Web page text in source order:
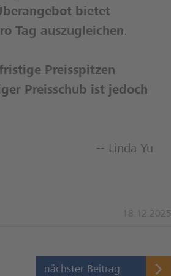
bietet
Tag auszugleichen.
Preisspitzen
Preisschub ist jedoch
-- Linda Yu
18.12.2025
nächster Beitrag